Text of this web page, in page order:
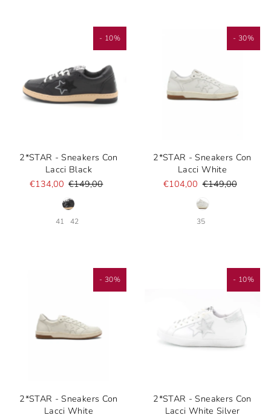
- 10%
2*STAR - Sneakers Con
Lacci Black
€134,00 €149,00
41 42
- 30%
2*STAR - Sneakers Con
Lacci White
€104,00 €149,00
35
- 30%
2*STAR - Sneakers Con
Lacci White
- 10%
2*STAR - Sneakers Con
Lacci White Silver